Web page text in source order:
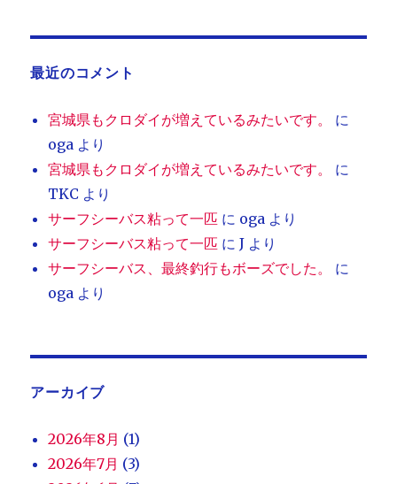
最近のコメント
宮城県もクロダイが増えているみたいです。
に
oga より
宮城県もクロダイが増えているみたいです。
に
TKC より
サーフシーバス粘って一匹 に oga より
サーフシーバス粘って一匹 にJ より
サーフシーバス、最終釣行もボーズでした。
に
oga より
アーカイブ
2026年8月 (1)
2026年7月 (3)